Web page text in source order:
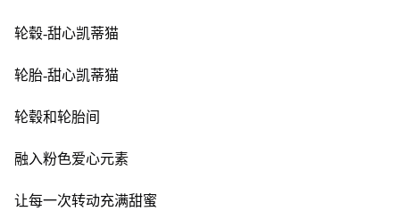
轮毂-甜心凯蒂猫
轮胎-甜心凯蒂猫
轮毂和轮胎间
融入粉色爱心元素
让每一次转动充满甜蜜